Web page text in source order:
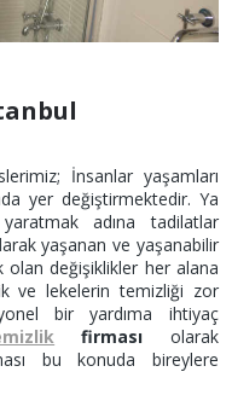
İnsanlar yaşamları
yer değiştirmektedir. Ya
adına tadilatlar
yaşanan ve yaşanabilir
olan değişiklikler her alana
ve lekelerin temizliği zor
bir yardıma ihtiyaç
firması olarak
bu konuda bireylere